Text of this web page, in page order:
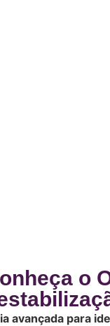
o
avançada para